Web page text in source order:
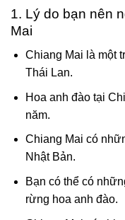
1. Lý do bạn nên
Mai
Chiang Mai là một
Thái Lan.
Hoa anh đào tại
năm.
Chiang Mai có
Nhật Bản.
Bạn có thể có
rừng hoa anh đào.